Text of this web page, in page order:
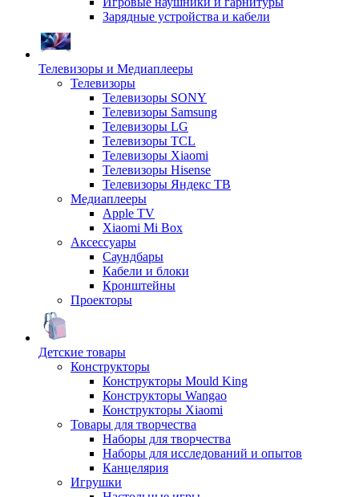
Зарядные устройства и кабели
Телевизоры и Медиаплееры
Телевизоры
Телевизоры SONY
Телевизоры Samsung
Телевизоры LG
Телевизоры TCL
Телевизоры Xiaomi
Телевизоры Hisense
Телевизоры Яндекс ТВ
Медиаплееры
Apple TV
Xiaomi Mi Box
Аксессуары
Саундбары
Кабели и блоки
Кронштейны
Проекторы
Детские товары
Конструкторы
Конструкторы Mould King
Конструкторы Wangao
Конструкторы Xiaomi
Товары для творчества
Наборы для творчества
Наборы для исследований и опытов
Канцелярия
Игрушки